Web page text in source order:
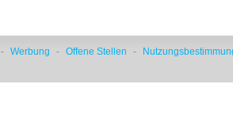
- Werbung - Offene Stellen -